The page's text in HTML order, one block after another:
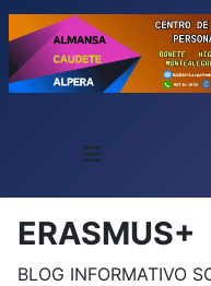
≡
ERASMUS+
BLOG INFORMATIVO